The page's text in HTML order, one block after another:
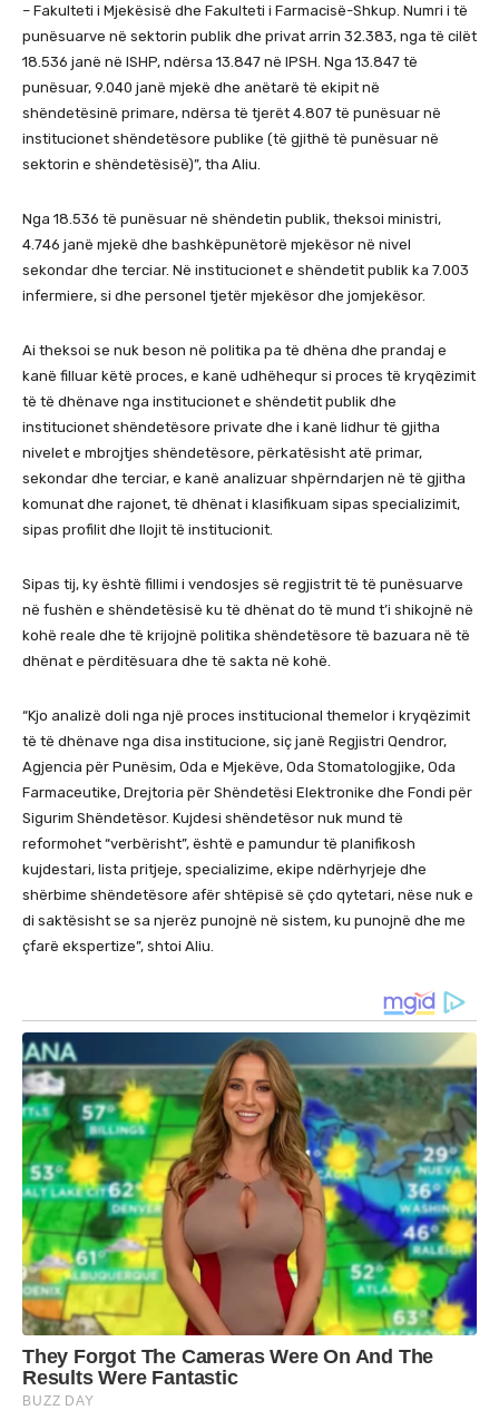
– Fakulteti i Mjekësisë dhe Fakulteti i Farmacisë-Shkup. Numri i të
punësuarve në sektorin publik dhe privat arrin 32.383, nga të cilët
18.536 janë në ISHP, ndërsa 13.847 në IPSH. Nga 13.847 të
punësuar, 9.040 janë mjekë dhe anëtarë të ekipit në
shëndetësinë primare, ndërsa të tjerët 4.807 të punësuar në
institucionet shëndetësore publike (të gjithë të punësuar në
sektorin e shëndetësisë)”, tha Aliu.
Nga 18.536 të punësuar në shëndetin publik, theksoi ministri,
4.746 janë mjekë dhe bashkëpunëtorë mjekësor në nivel
sekondar dhe terciar. Në institucionet e shëndetit publik ka 7.003
infermiere, si dhe personel tjetër mjekësor dhe jomjekësor.
Ai theksoi se nuk beson në politika pa të dhëna dhe prandaj e
kanë filluar këtë proces, e kanë udhëhequr si proces të kryqëzimit
të të dhënave nga institucionet e shëndetit publik dhe
institucionet shëndetësore private dhe i kanë lidhur të gjitha
nivelet e mbrojtjes shëndetësore, përkatësisht atë primar,
sekondar dhe terciar, e kanë analizuar shpërndarjen në të gjitha
komunat dhe rajonet, të dhënat i klasifikuam sipas specializimit,
sipas profilit dhe llojit të institucionit.
Sipas tij, ky është fillimi i vendosjes së regjistrit të të punësuarve
në fushën e shëndetësisë ku të dhënat do të mund t’i shikojnë në
kohë reale dhe të krijojnë politika shëndetësore të bazuara në të
dhënat e përditësuara dhe të sakta në kohë.
“Kjo analizë doli nga një proces institucional themelor i kryqëzimit
të të dhënave nga disa institucione, siç janë Regjistri Qendror,
Agjencia për Punësim, Oda e Mjekëve, Oda Stomatologjike, Oda
Farmaceutike, Drejtoria për Shëndetësi Elektronike dhe Fondi për
Sigurim Shëndetësor. Kujdesi shëndetësor nuk mund të
reformohet “verbërisht”, është e pamundur të planifikosh
kujdestari, lista pritjeje, specializime, ekipe ndërhyrjeje dhe
shërbime shëndetësore afër shtëpisë së çdo qytetari, nëse nuk e
di saktësisht se sa njerëz punojnë në sistem, ku punojnë dhe me
çfarë ekspertize”, shtoi Aliu.